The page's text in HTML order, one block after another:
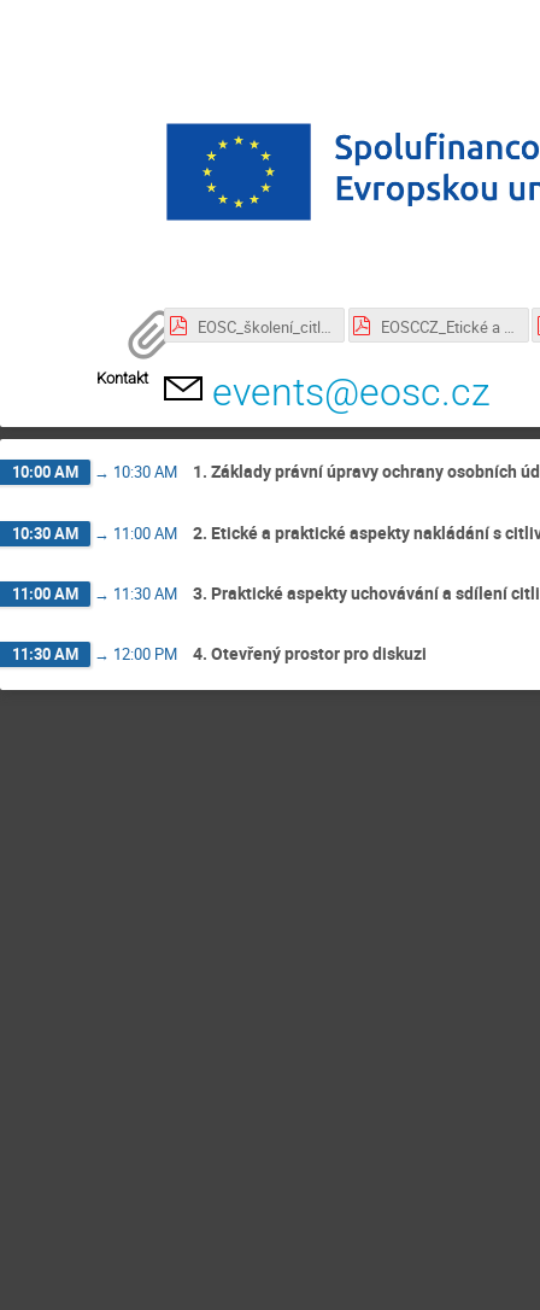
Kontakt events@eosc.cz
10:00 AM → 10:30 AM 1. Základy právní úpravy ochrany osobních
10:30 AM → 11:00 AM 2. Etické a praktické aspekty nakládání s
11:00 AM → 11:30 AM 3. Praktické aspekty uchovávání a sdílení
11:30 AM → 12:00 PM 4. Otevřený prostor pro diskuzi